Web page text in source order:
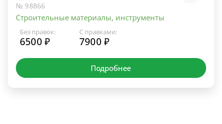
№ 98866
Строительные материалы, инструменты
Без правок:
6500 ₽
С правками:
7900 ₽
Подробнее